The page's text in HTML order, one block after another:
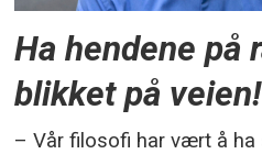
Ha hendene på
blikket på veien!
– Vår filosofi har vært å